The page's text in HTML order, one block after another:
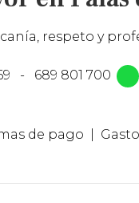
respeto y
- 689 801 700
de pago